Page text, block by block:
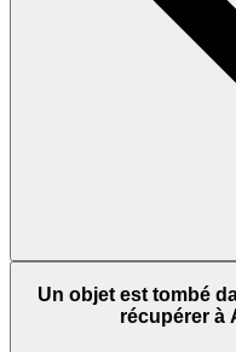
Un objet est tombé
récupérer à